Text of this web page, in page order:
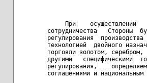
При    осуществлении
сотрудничества   Стороны
регулирования
технологией  двойного
торговли золотом,
другими   специфическими
регулирования,
соглашениями и национальным